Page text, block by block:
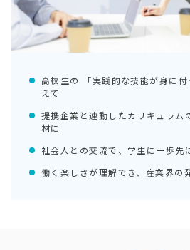
高校生の 「実践的な技能が身に
えて
提携企業と連動したカリキュラム
材に
社会人との交流で、学生に一歩先
働く楽しさが理解でき、産業界の